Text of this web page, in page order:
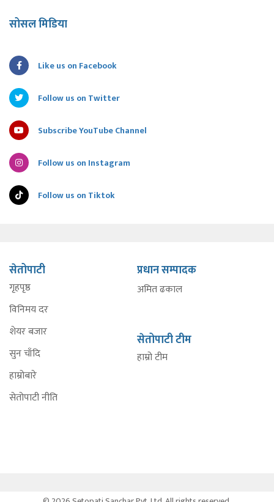
सोसल मिडिया
Like us on Facebook
Follow us on Twitter
Subscribe YouTube Channel
Follow us on Instagram
Follow us on Tiktok
सेतोपाटी
गृहपृष्ठ
विनिमय दर
शेयर बजार
सुन चाँदि
हाम्रोबारे
सेतोपाटी नीति
प्रधान सम्पादक
अमित ढकाल
सेतोपाटी टीम
हाम्रो टीम